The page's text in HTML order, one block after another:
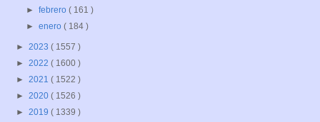
►febrero( 161 )
►enero( 184 )
► 2023 ( 1557 )
► 2022 ( 1600 )
► 2021 ( 1522 )
► 2020 ( 1526 )
► 2019 ( 1339 )